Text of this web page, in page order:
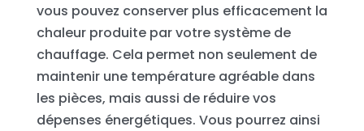
vous pouvez conserver plus efficacement la
chaleur produite par votre système de
chauffage. Cela permet non seulement de
maintenir une température agréable dans
les pièces, mais aussi de réduire vos
dépenses énergétiques. Vous pourrez ainsi